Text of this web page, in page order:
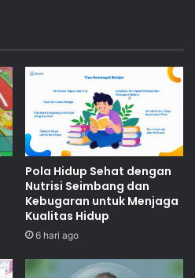
Pola Hidup Sehat dengan
Nutrisi Seimbang dan
Kebugaran untuk Menjaga
Kualitas Hidup
6 hari ago